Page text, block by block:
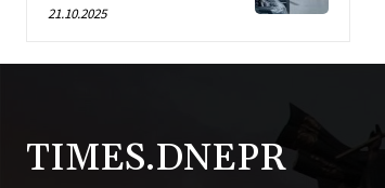
21.10.2025
TIMES.DNEPR